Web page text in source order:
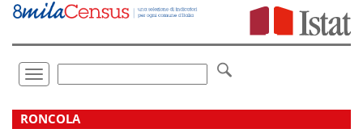
Vai
direttamente
Toggle
navigation
.
RONCOLA